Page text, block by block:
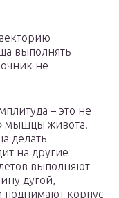
выполнять
не
– это не
мышцы живота.
делать
на другие
выполняют
дугой,
поднимают корпус